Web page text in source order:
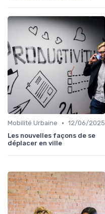
Mobilité Urbaine • 12/06/2025
Les nouvelles façons de se
déplacer en ville